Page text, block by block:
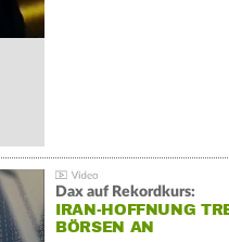
Dax auf Rekordkurs:
IRAN-HOFFNUNG
BÖRSEN AN